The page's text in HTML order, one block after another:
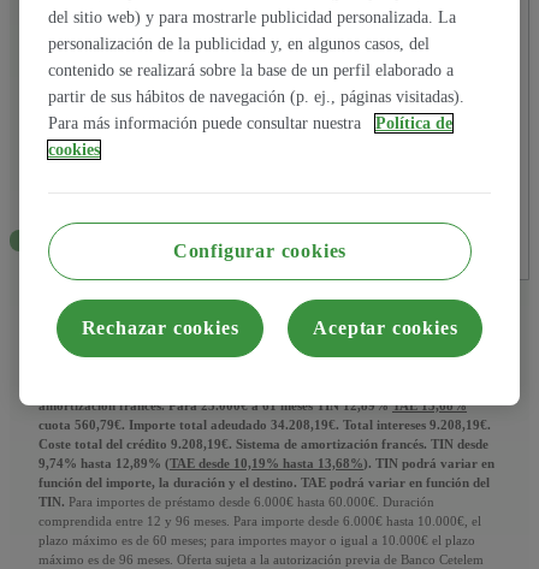
Me interesaEl enlace se abrirá en
TIN(Desde | Hasta)
9,74% | 12,89%
Nota aclaratoria sobre condiciones del préstamo.
Ejemplo préstamo de 6.000€
amortización francés. Para 25.000€ a 61 meses TIN 12,89%TAE 13,68%
cuota 560,79€. Importe total adeudado 34.208,19€. Total intereses 9.208,19€.
Coste total del crédito 9.208,19€. Sistema de amortización francés. TIN desde
9,74% hasta 12,89% (TAE desde 10,19% hasta 13,68%). TIN podrá variar en
función del importe, la duración y el destino. TAE podrá variar en función del
TIN. Para importes de préstamo desde 6.000€ hasta 60.000€. Duración
comprendida entre 12 y 96 meses. Para importe desde 6.000€ hasta 10.000€, el
plazo máximo es de 60 meses; para importes mayor o igual a 10.000€ el plazo
máximo es de 96 meses. Oferta sujeta a la autorización previa de Banco Cetelem
del sitio web) y para mostrarle publicidad personalizada. La
personalización de la publicidad y, en algunos casos, del
contenido se realizará sobre la base de un perfil elaborado a
partir de sus hábitos de navegación (p. ej., páginas visitadas).
Para más información puede consultar nuestra
Política de
cookies
Configurar cookies
Rechazar cookies Aceptar cookies